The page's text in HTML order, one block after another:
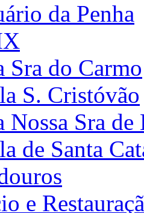
da Penha
Sra do Carmo
S. Cristóvão
Nossa Sra de
de Santa
e